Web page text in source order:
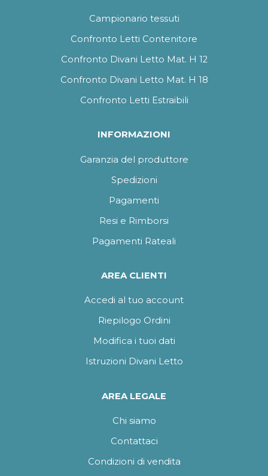
Campionario tessuti
Confronto Letti Contenitore
Confronto Divani Letto Mat. H 12
Confronto Divani Letto Mat. H 18
Confronto Letti Estraibili
INFORMAZIONI
Garanzia del produttore
Spedizioni
Pagamenti
Resi e Rimborsi
Pagamenti Rateali
AREA CLIENTI
Accedi al tuo account
Riepilogo Ordini
Modifica i tuoi dati
Istruzioni Divani Letto
AREA LEGALE
Chi siamo
Contattaci
Condizioni di vendita